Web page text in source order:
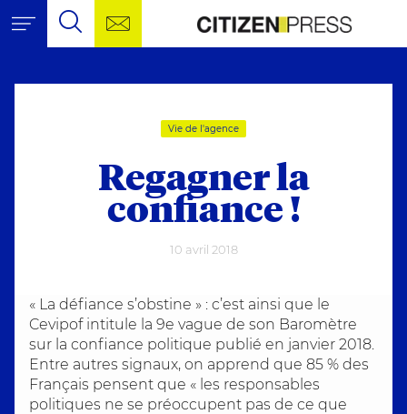
Aller au contenu
Outils de navigation
Recherche
Contactez-nous !
Citizen
Citizen Press, agence
Vie de l'agence
Regagner la
confiance !
10 avril 2018
« La défiance s’obstine » : c’est ainsi que le
Cevipof intitule la 9e vague de son Baromètre
sur la confiance politique publié en janvier 2018.
Entre autres signaux, on apprend que 85 % des
Français pensent que « les responsables
politiques ne se préoccupent pas de ce que